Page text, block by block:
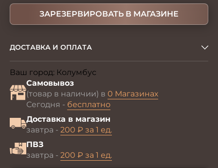
ЗАРЕЗЕРВИРОВАТЬ В МАГАЗИНЕ
ДОСТАВКА И ОПЛАТА
Ваш город: Колумбус
Самовывоз
(товар в наличии) в 0 Магазинах
Сегодня - бесплатно
Доставка в магазин
завтра - 200 ₽ за 1 ед.
ПВЗ
завтра - 200 ₽ за 1 ед.